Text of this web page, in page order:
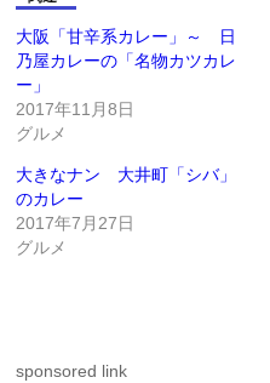
大阪「甘辛系カレー」～ 日
乃屋カレーの「名物カツカレ
ー」
2017年11月8日
グルメ
大きなナン 大井町「シバ」
のカレー
2017年7月27日
グルメ
sponsored link